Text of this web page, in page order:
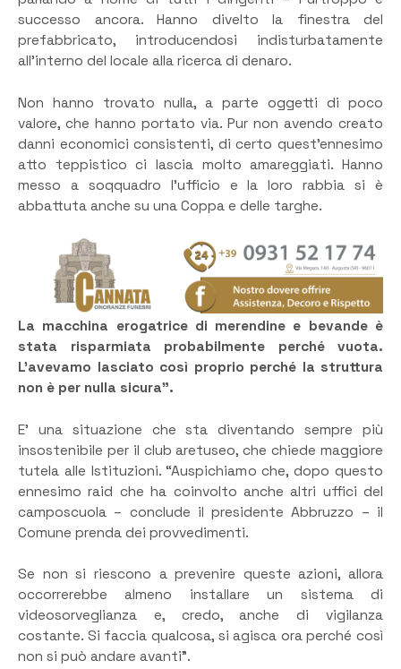
successo ancora. Hanno divelto la finestra del
prefabbricato, introducendosi indisturbatamente
all’interno del locale alla ricerca di denaro.
Non hanno trovato nulla, a parte oggetti di poco
valore, che hanno portato via. Pur non avendo creato
danni economici consistenti, di certo quest’ennesimo
atto teppistico ci lascia molto amareggiati. Hanno
messo a soqquadro l’ufficio e la loro rabbia si è
abbattuta anche su una Coppa e delle targhe.
La macchina erogatrice di merendine e bevande è
stata risparmiata probabilmente perché vuota.
L’avevamo lasciato così proprio perché la struttura
non è per nulla sicura”.
E’ una situazione che sta diventando sempre più
insostenibile per il club aretuseo, che chiede maggiore
tutela alle Istituzioni. “Auspichiamo che, dopo questo
ennesimo raid che ha coinvolto anche altri uffici del
camposcuola – conclude il presidente Abbruzzo – il
Comune prenda dei provvedimenti.
Se non si riescono a prevenire queste azioni, allora
occorrerebbe almeno installare un sistema di
videosorveglianza e, credo, anche di vigilanza
costante. Si faccia qualcosa, si agisca ora perché così
non si può andare avanti”.